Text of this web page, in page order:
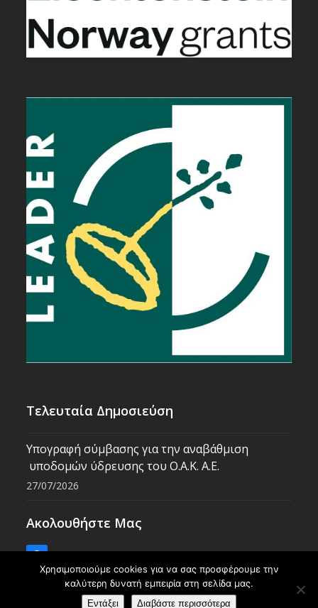
Τελευταία Δημοσιεύση
Υπογραφή σύμβασης για την αναβάθμιση
υποδομών ύδρευσης του Ο.Α.Κ. Α.Ε.
27/07/2026
Ακολουθήστε Μας
Χρησιμοποιούμε cookies για να σας προσφέρουμε την
καλύτερη δυνατή εμπειρία στη σελίδα μας.
Εντάξει Διαβάστε περισσότερα